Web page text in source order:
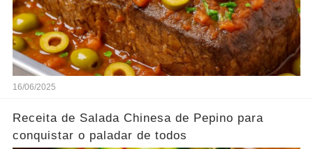
16/06/2025
Receita de Salada Chinesa de Pepino para
conquistar o paladar de todos